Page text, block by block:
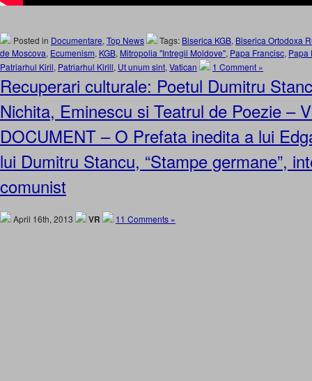
Posted in Documentare, Top News Tags: Biserica KGB, Biserica Ortodoxa
de Moscova, Ecumenism, KGB, Mitropolia "Intregii Moldove", Papa Francisc, Papa
Patriarhul Kiril, Patriarhul Kirill, Ut unum sint, Vatican 1 Comment »
Recuperari culturale: Poetul Dumitru
Nichita, Eminescu si Teatrul de Poezie –
DOCUMENT – O Prefata inedita a lui
lui Dumitru Stancu, “Stampe germane”,
comunist
April 16th, 2013 VR 11 Comments »